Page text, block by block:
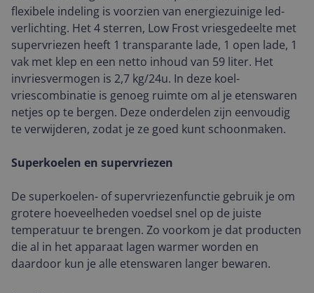
flexibele indeling is voorzien van energiezuinige led-
verlichting. Het 4 sterren, Low Frost vriesgedeelte met
supervriezen heeft 1 transparante lade, 1 open lade, 1
vak met klep en een netto inhoud van 59 liter. Het
invriesvermogen is 2,7 kg/24u. In deze koel-
vriescombinatie is genoeg ruimte om al je etenswaren
netjes op te bergen. Deze onderdelen zijn eenvoudig
te verwijderen, zodat je ze goed kunt schoonmaken.
Superkoelen en supervriezen
De superkoelen- of supervriezenfunctie gebruik je om
grotere hoeveelheden voedsel snel op de juiste
temperatuur te brengen. Zo voorkom je dat producten
die al in het apparaat lagen warmer worden en
daardoor kun je alle etenswaren langer bewaren.